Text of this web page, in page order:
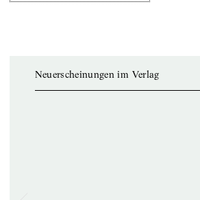
Neuerscheinungen im Verlag